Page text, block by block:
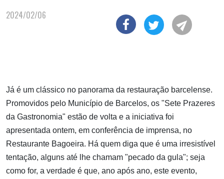
2024/02/06
Já é um clássico no panorama da restauração barcelense.
Promovidos pelo Município de Barcelos, os "Sete Prazeres
da Gastronomia" estão de volta e a iniciativa foi
apresentada ontem, em conferência de imprensa, no
Restaurante Bagoeira. Há quem diga que é uma irresistível
tentação, alguns até lhe chamam "pecado da gula"; seja
como for, a verdade é que, ano após ano, este evento,